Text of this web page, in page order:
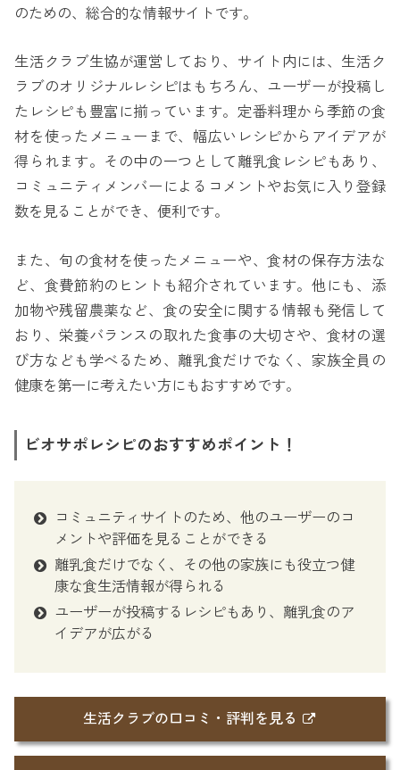
のための、総合的な情報サイトです。
生活クラブ生協が運営しており、サイト内には、生活ク
ラブのオリジナルレシピはもちろん、ユーザーが投稿し
たレシピも豊富に揃っています。定番料理から季節の食
材を使ったメニューまで、幅広いレシピからアイデアが
得られます。その中の一つとして離乳食レシピもあり、
コミュニティメンバーによるコメントやお気に入り登録
数を見ることができ、便利です。
また、旬の食材を使ったメニューや、食材の保存方法な
ど、食費節約のヒントも紹介されています。他にも、添
加物や残留農薬など、食の安全に関する情報も発信して
おり、栄養バランスの取れた食事の大切さや、食材の選
び方なども学べるため、離乳食だけでなく、家族全員の
健康を第一に考えたい方にもおすすめです。
ビオサポレシピのおすすめポイント！
コミュニティサイトのため、他のユーザーのコ
メントや評価を見ることができる
離乳食だけでなく、その他の家族にも役立つ健
康な食生活情報が得られる
ユーザーが投稿するレシピもあり、離乳食のア
イデアが広がる
生活クラブの口コミ・評判を見る